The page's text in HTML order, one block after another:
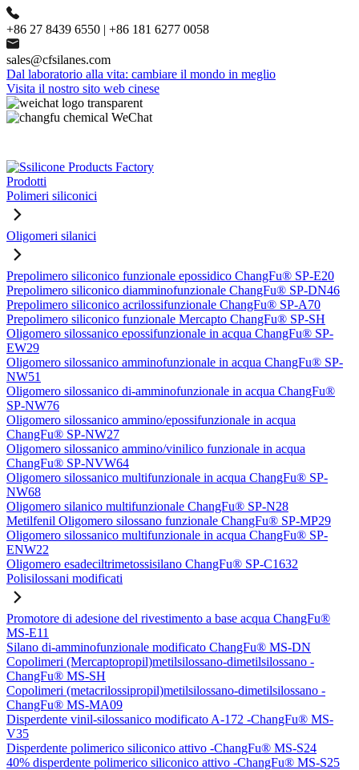
+86 27 8439 6550 | +86 181 6277 0058
sales@cfsilanes.com
Dal laboratorio alla vita: cambiare il mondo in meglio
Visita il nostro sito web cinese
Prodotti
Polimeri siliconici
Oligomeri silanici
Prepolimero siliconico funzionale epossidico ChangFu® SP-E20
Prepolimero siliconico diamminofunzionale ChangFu® SP-DN46
Prepolimero siliconico acrilossifunzionale ChangFu® SP-A70
Prepolimero siliconico funzionale Mercapto ChangFu® SP-SH
Oligomero silossanico epossifunzionale in acqua ChangFu® SP-
EW29
Oligomero silossanico amminofunzionale in acqua ChangFu® SP-
NW51
Oligomero silossanico di-amminofunzionale in acqua ChangFu®
SP-NW76
Oligomero silossanico ammino/epossifunzionale in acqua
ChangFu® SP-NW27
Oligomero silossanico ammino/vinilico funzionale in acqua
ChangFu® SP-NVW64
Oligomero silossanico multifunzionale in acqua ChangFu® SP-
NW68
Oligomero silanico multifunzionale ChangFu® SP-N28
Metilfenil Oligomero silossano funzionale ChangFu® SP-MP29
Oligomero silossanico multifunzionale in acqua ChangFu® SP-
ENW22
Oligomero esadeciltrimetossisilano ChangFu® SP-C1632
Polisilossani modificati
Promotore di adesione del rivestimento a base acqua ChangFu®
MS-E11
Silano di-amminofunzionale modificato ChangFu® MS-DN
Copolimeri (Mercaptopropil)metilsilossano-dimetilsilossano -
ChangFu® MS-SH
Copolimeri (metacrilossipropil)metilsilossano-dimetilsilossano -
ChangFu® MS-MA09
Disperdente vinil-silossanico modificato A-172 -ChangFu® MS-
V35
Disperdente polimerico siliconico attivo -ChangFu® MS-S24
40% disperdente polimerico siliconico attivo -ChangFu® MS-S25